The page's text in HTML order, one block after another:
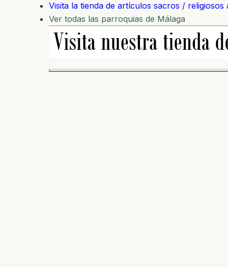
Visita la tienda de artículos sacros / religiosos
Ver todas las parroquias de Málaga